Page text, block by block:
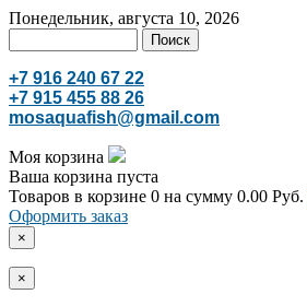
Понедельник, августа 10, 2026
+7 916 240 67 22
+7 915 455 88 26
mosaquafish@gmail.com
Моя корзина
Ваша корзина пуста
Товаров в корзине 0 на сумму 0.00 Руб.
Оформить заказ
×
×